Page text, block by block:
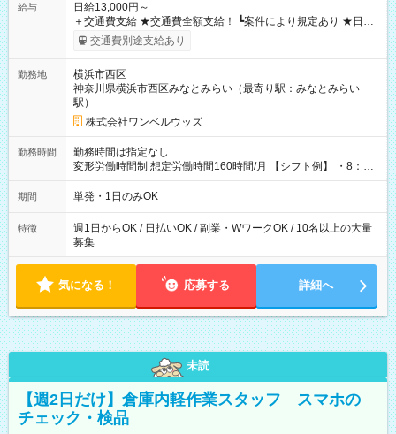
給与
日給13,000円～
＋交通費支給 ★交通費全額支給！ ┗案件により規定あり ★日払
いOK！（規定あり） ┗働いたその日に現金GET♪ お仕事後はコ
ンビニATMから 日払い分を引き落とせます！ 【試用期間】試
交通費別途支給あり
勤務地
横浜市西区
神奈川県横浜市西区みなとみらい（最寄り駅：みなとみらい
駅）
株式会社ワンベルウッズ
勤務時間
勤務時間は指定なし
変形労働時間制 想定労働時間160時間/月 【シフト例】 ・8：00
～21：00
期間 単発・1日のみOK
特徴
週1日からOK / 日払いOK / 副業・WワークOK / 10名以上の大量
募集
気になる！ 応募する 詳細へ
未読
【週2日だけ】倉庫内軽作業スタッフ スマホの
チェック・検品